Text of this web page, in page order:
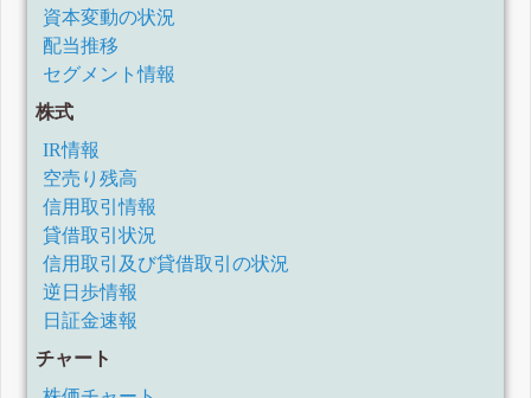
資本変動の状況
配当推移
セグメント情報
株式
IR情報
空売り残高
信用取引情報
貸借取引状況
信用取引及び貸借取引の状況
逆日歩情報
日証金速報
チャート